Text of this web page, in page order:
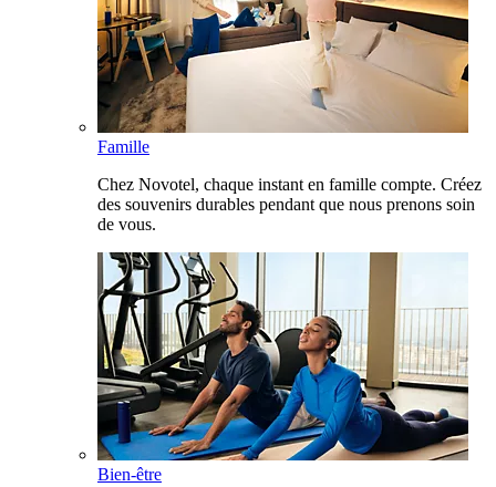
Famille
Chez Novotel, chaque instant en famille compte. Créez
des souvenirs durables pendant que nous prenons soin
de vous.
Bien-être